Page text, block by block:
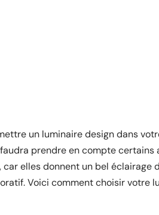
un luminaire design dans
prendre en compte
elles donnent un bel éclairage
Voici comment choisir votre